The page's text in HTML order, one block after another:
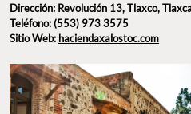
pulquerasmás importantes del
Dirección: Revolución 13,
Teléfono: (553) 973 3575
Sitio Web: